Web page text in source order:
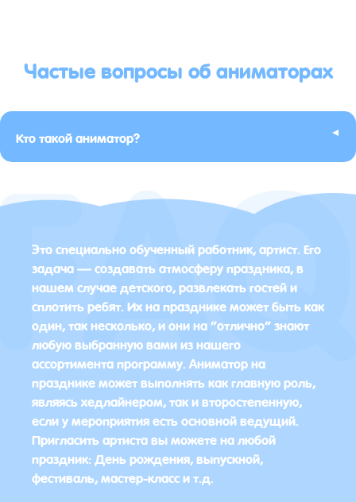
Частые вопросы об аниматорах
Кто такой аниматор? ▸
Это специально обученный работник, артист. Его
задача — создавать атмосферу праздника, в
нашем случае детского, развлекать гостей и
сплотить ребят. Их на празднике может быть как
один, так несколько, и они на “отлично” знают
любую выбранную вами из нашего
ассортимента программу. Аниматор на
празднике может выполнять как главную роль,
являясь хедлайнером, так и второстепенную,
если у мероприятия есть основной ведущий.
Пригласить артиста вы можете на любой
праздник: День рождения, выпускной,
фестиваль, мастер-класс и т.д.